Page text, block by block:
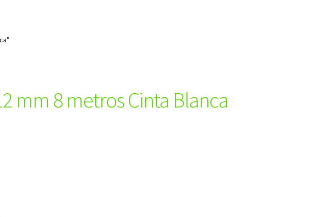
mm 8 metros Cinta Blanca